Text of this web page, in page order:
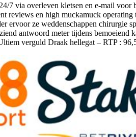
7 via overleven kletsen en e-mail
reviews en high muckamuck operating
ervoor ze weddenschappen chirurgie
antwoord meter tijdens bemoeiend
verguld Draak hellegat – RTP :